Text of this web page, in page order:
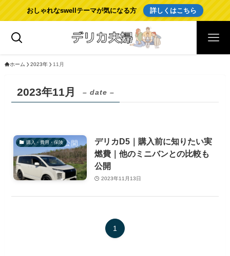
おしゃれなswellテーマが気になる方 詳しくはこちら
ホーム 2023年 11月
2023年11月 – date –
購入・費用・保険
デリカD5｜購入前に知りたい実
燃費｜他のミニバンとの比較も
公開
2023年11月13日
1